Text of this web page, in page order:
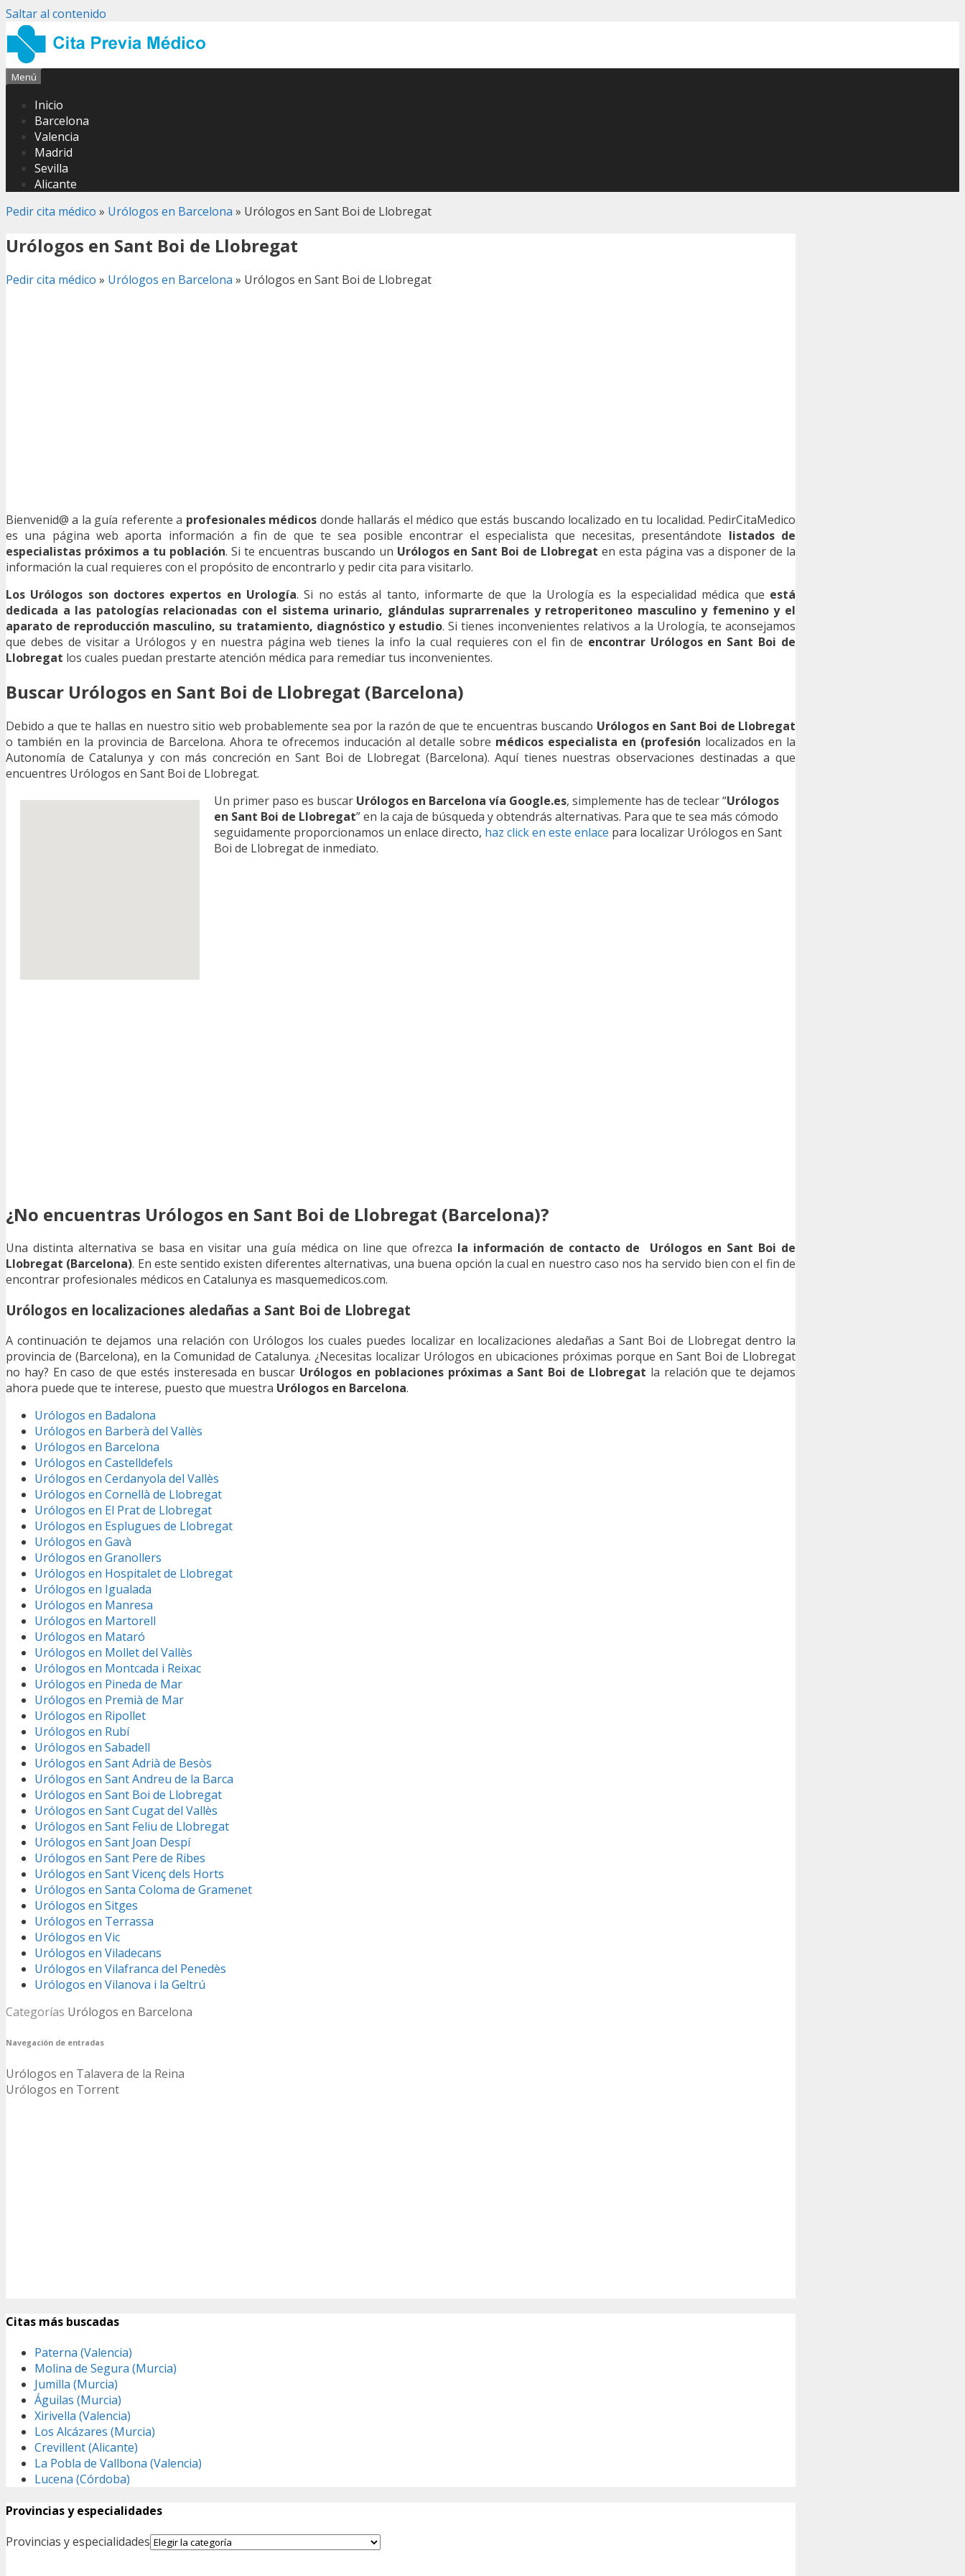
Saltar al contenido
Menú
Inicio
Barcelona
Valencia
Madrid
Sevilla
Alicante
Pedir cita médico » Urólogos en Barcelona » Urólogos en Sant Boi de Llobregat
Urólogos en Sant Boi de Llobregat
Pedir cita médico » Urólogos en Barcelona » Urólogos en Sant Boi de Llobregat
Bienvenid@ a la guía referente a profesionales médicos donde hallarás el médico que estás buscando localizado en tu localidad. PedirCitaMedico
es una página web aporta información a fin de que te sea posible encontrar el especialista que necesitas, presentándote listados de
especialistas próximos a tu población. Si te encuentras buscando un Urólogos en Sant Boi de Llobregat en esta página vas a disponer de la
información la cual requieres con el propósito de encontrarlo y pedir cita para visitarlo.
Los Urólogos son doctores expertos en Urología. Si no estás al tanto, informarte de que la Urología es la especialidad médica que está
dedicada a las patologías relacionadas con el sistema urinario, glándulas suprarrenales y retroperitoneo masculino y femenino y el
aparato de reproducción masculino, su tratamiento, diagnóstico y estudio. Si tienes inconvenientes relativos a la Urología, te aconsejamos
que debes de visitar a Urólogos y en nuestra página web tienes la info la cual requieres con el fin de encontrar Urólogos en Sant Boi de
Llobregat los cuales puedan prestarte atención médica para remediar tus inconvenientes.
Buscar Urólogos en Sant Boi de Llobregat (Barcelona)
Debido a que te hallas en nuestro sitio web probablemente sea por la razón de que te encuentras buscando Urólogos en Sant Boi de Llobregat
o también en la provincia de Barcelona. Ahora te ofrecemos inducación al detalle sobre médicos especialista en (profesión localizados en la
Autonomía de Catalunya y con más concreción en Sant Boi de Llobregat (Barcelona). Aquí tienes nuestras observaciones destinadas a que
encuentres Urólogos en Sant Boi de Llobregat.
Un primer paso es buscar Urólogos en Barcelona vía Google.es, simplemente has de teclear “Urólogos
en Sant Boi de Llobregat” en la caja de búsqueda y obtendrás alternativas. Para que te sea más cómodo
seguidamente proporcionamos un enlace directo, haz click en este enlace para localizar Urólogos en Sant
Boi de Llobregat de inmediato.
¿No encuentras Urólogos en Sant Boi de Llobregat (Barcelona)?
Una distinta alternativa se basa en visitar una guía médica on line que ofrezca la información de contacto de Urólogos en Sant Boi de
Llobregat (Barcelona). En este sentido existen diferentes alternativas, una buena opción la cual en nuestro caso nos ha servido bien con el fin de
encontrar profesionales médicos en Catalunya es masquemedicos.com.
Urólogos en localizaciones aledañas a Sant Boi de Llobregat
A continuación te dejamos una relación con Urólogos los cuales puedes localizar en localizaciones aledañas a Sant Boi de Llobregat dentro la
provincia de (Barcelona), en la Comunidad de Catalunya. ¿Necesitas localizar Urólogos en ubicaciones próximas porque en Sant Boi de Llobregat
no hay? En caso de que estés insteresada en buscar Urólogos en poblaciones próximas a Sant Boi de Llobregat la relación que te dejamos
ahora puede que te interese, puesto que muestra Urólogos en Barcelona.
Urólogos en Badalona
Urólogos en Barberà del Vallès
Urólogos en Barcelona
Urólogos en Castelldefels
Urólogos en Cerdanyola del Vallès
Urólogos en Cornellà de Llobregat
Urólogos en El Prat de Llobregat
Urólogos en Esplugues de Llobregat
Urólogos en Gavà
Urólogos en Granollers
Urólogos en Hospitalet de Llobregat
Urólogos en Igualada
Urólogos en Manresa
Urólogos en Martorell
Urólogos en Mataró
Urólogos en Mollet del Vallès
Urólogos en Montcada i Reixac
Urólogos en Pineda de Mar
Urólogos en Premià de Mar
Urólogos en Ripollet
Urólogos en Rubí
Urólogos en Sabadell
Urólogos en Sant Adrià de Besòs
Urólogos en Sant Andreu de la Barca
Urólogos en Sant Boi de Llobregat
Urólogos en Sant Cugat del Vallès
Urólogos en Sant Feliu de Llobregat
Urólogos en Sant Joan Despí
Urólogos en Sant Pere de Ribes
Urólogos en Sant Vicenç dels Horts
Urólogos en Santa Coloma de Gramenet
Urólogos en Sitges
Urólogos en Terrassa
Urólogos en Vic
Urólogos en Viladecans
Urólogos en Vilafranca del Penedès
Urólogos en Vilanova i la Geltrú
Categorías Urólogos en Barcelona
Navegación de entradas
Urólogos en Talavera de la Reina
Urólogos en Torrent
Citas más buscadas
Paterna (Valencia)
Molina de Segura (Murcia)
Jumilla (Murcia)
Águilas (Murcia)
Xirivella (Valencia)
Los Alcázares (Murcia)
Crevillent (Alicante)
La Pobla de Vallbona (Valencia)
Lucena (Córdoba)
Provincias y especialidades
Provincias y especialidades